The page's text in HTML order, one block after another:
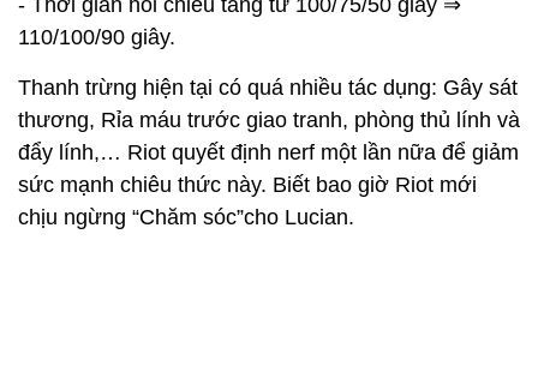
- Thời gian hồi chiêu tăng từ 100/75/50 giây ⇒
110/100/90 giây.
Thanh trừng hiện tại có quá nhiều tác dụng: Gây sát
thương, Rỉa máu trước giao tranh, phòng thủ lính và
đẩy lính,… Riot quyết định nerf một lần nữa để giảm
sức mạnh chiêu thức này. Biết bao giờ Riot mới
chịu ngừng “Chăm sóc”cho Lucian.